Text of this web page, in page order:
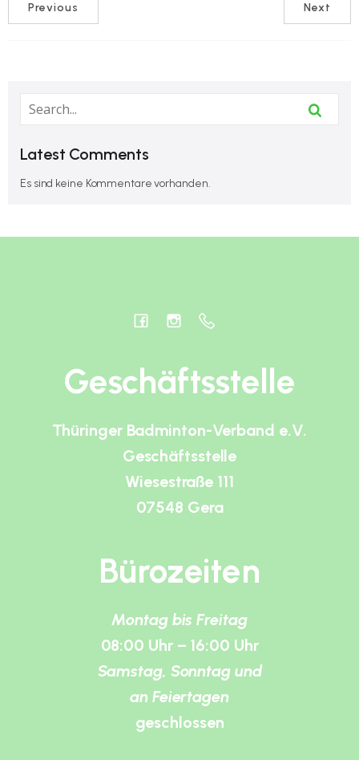
Previous Next
Latest Comments
Es sind keine Kommentare vorhanden.
Geschäftsstelle
Thüringer Badminton-Verband e.V.
Geschäftsstelle
Wiesestraße 111
07548 Gera
Bürozeiten
Montag bis Freitag
08:00 Uhr – 16:00 Uhr
Samstag, Sonntag und
an Feiertagen
geschlossen